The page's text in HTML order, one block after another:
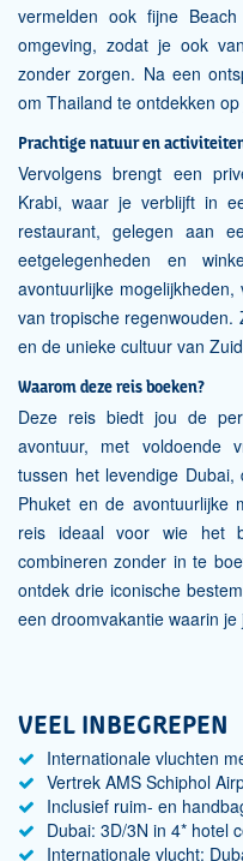
vermelden ook fijne
omgeving, zodat je ook
zonder zorgen. Na een
om Thailand te ontdekken
Prachtige natuur en
Vervolgens brengt een
Krabi, waar je verblijft in
restaurant, gelegen aan
eetgelegenheden en
avontuurlijke
van tropische
en de unieke cultuur van
Waarom deze reis boeken?
Deze reis biedt jou de
avontuur, met voldoende
tussen het levendige
Phuket en de avontuurlijke
reis ideaal voor wie het
combineren zonder in te
ontdek drie iconische
een droomvakantie waarin
VEEL INBEGREPEN
Internationale vluchten
Vertrek AMS Schiphol
Inclusief ruim- en
Dubai: 3D/3N in 4* hotel
Internationale vlucht: